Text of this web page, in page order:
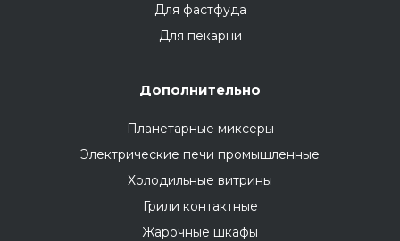
Для фастфуда
Для пекарни
Дополнительно
Планетарные миксеры
Электрические печи промышленные
Холодильные витрины
Грили контактные
Жарочные шкафы